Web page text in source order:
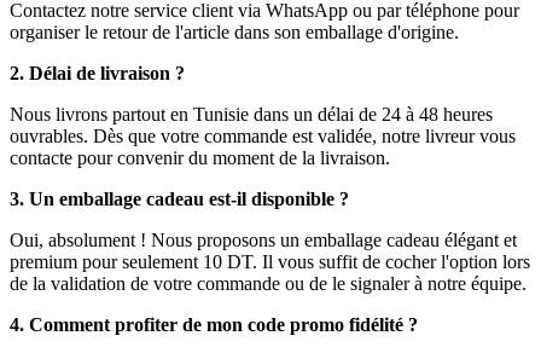
Contactez notre service client via WhatsApp ou par téléphone pour
organiser le retour de l'article dans son emballage d'origine.
2. Délai de livraison ?
Nous livrons partout en Tunisie dans un délai de 24 à 48 heures
ouvrables. Dès que votre commande est validée, notre livreur vous
contacte pour convenir du moment de la livraison.
3. Un emballage cadeau est-il disponible ?
Oui, absolument ! Nous proposons un emballage cadeau élégant et
premium pour seulement 10 DT. Il vous suffit de cocher l'option lors
de la validation de votre commande ou de le signaler à notre équipe.
4. Comment profiter de mon code promo fidélité ?